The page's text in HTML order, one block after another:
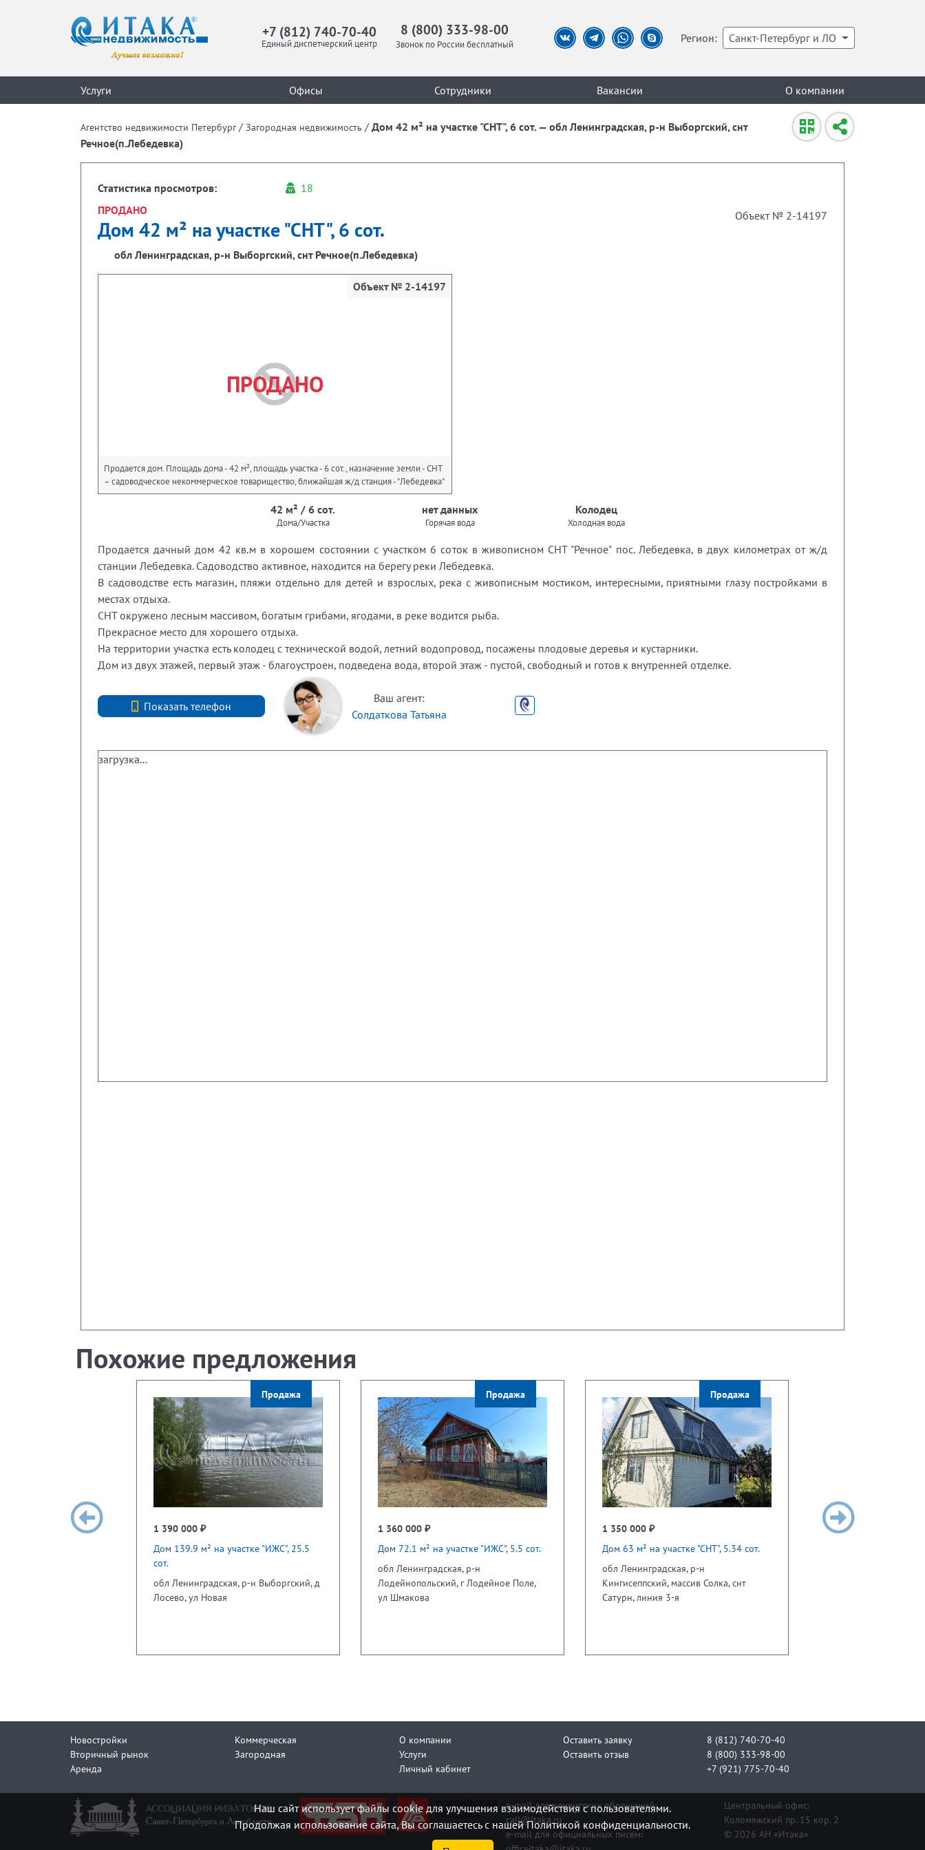
+7 (812) 740-70-40
Единый диспетчерский центр
8 (800) 333-98-00
Звонок по России бесплатный Регион: Санкт-Петербург и ЛО
Услуги Офисы Сотрудники Вакансии О компании
Агентство недвижимости Петербург / Загородная недвижимость / Дом 42 м² на участке "СНТ", 6 сот. — обл Ленинградская, р-н Выборгский, снт
Речное(п.Лебедевка)
Статистика просмотров:
18
ПРОДАНО
Дом 42 м² на участке "СНТ", 6 сот.
Объект № 2-14197
обл Ленинградская, р-н Выборгский, снт Речное(п.Лебедевка)
ПРОДАНО
Объект № 2-14197
Продается дом. Площадь дома - 42 м², площадь участка - 6 сот., назначение земли - СНТ
– садоводческое некоммерческое товарищество, ближайшая ж/д станция - "Лебедевка"
42 м² / 6 сот.
Дома/Участка
нет данных
Горячая вода
Колодец
Холодная вода
Продается дачный дом 42 кв.м в хорошем состоянии с участком 6 соток в живописном СНТ "Речное" пос. Лебедевка, в двух километрах от ж/д
станции Лебедевка. Садоводство активное, находится на берегу реки Лебедевка.
В садоводстве есть магазин, пляжи отдельно для детей и взрослых, река с живописным мостиком, интересными, приятными глазу постройками в
местах отдыха.
СНТ окружено лесным массивом, богатым грибами, ягодами, в реке водится рыба.
Прекрасное место для хорошего отдыха.
На территории участка есть колодец с технической водой, летний водопровод, посажены плодовые деревья и кустарники.
Дом из двух этажей, первый этаж - благоустроен, подведена вода, второй этаж - пустой, свободный и готов к внутренней отделке.
Показать телефон
+7 (812) 740-70-40
Ваш агент:
Солдаткова Татьяна
загрузка...
Похожие предложения
Продажа
1 390 000 ₽
Дом 139.9 м² на участке "ИЖС", 25.5
сот.
обл Ленинградская, р-н Выборгский, д
Лосево, ул Новая
Продажа
1 360 000 ₽
Дом 72.1 м² на участке "ИЖС", 5.5 сот.
обл Ленинградская, р-н
Лодейнопольский, г Лодейное Поле,
ул Шмакова
Продажа
1 350 000 ₽
Дом 63 м² на участке "СНТ", 5.34 сот.
обл Ленинградская, р-н
Кингисеппский, массив Солка, снт
Сатурн, линия 3-я
Новостройки
Вторичный рынок
Аренда
Коммерческая
Загородная
О компании
Услуги
Личный кабинет
Оставить заявку
Оставить отзыв
8 (812) 740-70-40
8 (800) 333-98-00
+7 (921) 775-70-40
e-mail для клиентских обращений:
call@itaka.ru
e-mail для официальных писем:
Центральный офис:
Коломяжский пр. 15 кор. 2
© 2026 АН «Итака»
Наш сайт использует файлы cookie для улучшения взаимодействия с пользователями.
Продолжая использование сайта, Вы соглашаетесь с нашей Политикой конфиденциальности.